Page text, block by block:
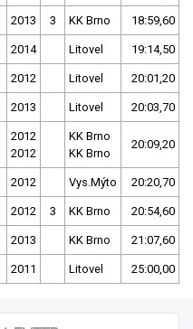
2013 3 KK Brno 18:59,60
2014 Litovel 19:14,50
2012 Litovel 20:01,20
2013 Litovel 20:03,70
2012
2012
KK Brno
KK Brno
20:09,20
2012 Vys.Mýto 20:20,70
2012 3 KK Brno 20:54,60
2013 KK Brno 21:07,60
2011 Litovel 25:00,00